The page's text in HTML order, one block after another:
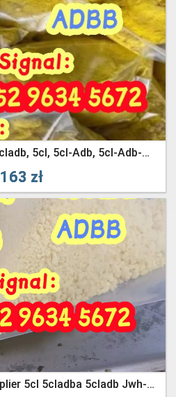
Hot Selling 5cladba, 5cladb, 5cl, 5cl-Adb, 5cl-Adb-A, Adbb Raw
163 zł
5CL-ADB-A China Supplier 5cl 5cladba 5cladb Jwh-018